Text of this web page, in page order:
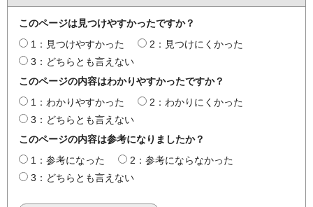
このページは見つけやすかったですか？
1：見つけやすかった
2：見つけにくかった
3：どちらとも言えない
このページの内容はわかりやすかったですか？
1：わかりやすかった
2：わかりにくかった
3：どちらとも言えない
このページの内容は参考になりましたか？
1：参考になった
2：参考にならなかった
3：どちらとも言えない